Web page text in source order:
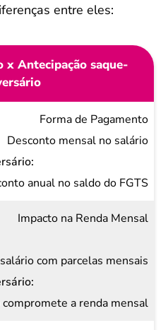
entre eles:
x Antecipação saque-
Forma de Pagamento
Desconto mensal no salário
anual no saldo do FGTS
Impacto na Renda Mensal
com parcelas mensais
compromete a renda mensal